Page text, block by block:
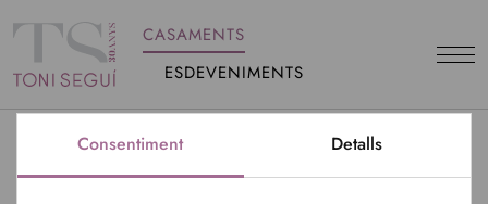
CASAMENTS
ESDEVENIMENTS
Consentiment Detalls